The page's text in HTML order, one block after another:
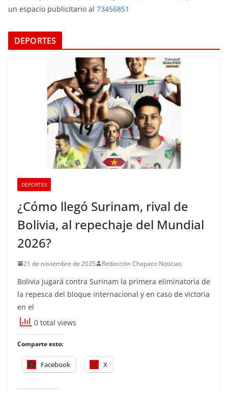
un espacio publicitario al 73456851
DEPORTES
DEPORTES
¿Cómo llegó Surinam, rival de
Bolivia, al repechaje del Mundial
2026?
21 de noviembre de 2025 Redacción Chapaco Noticias
Bolivia jugará contra Surinam la primera eliminatoria de
la repesca del bloque internacional y en caso de victoria
en el
0 total views
Comparte esto:
Facebook X